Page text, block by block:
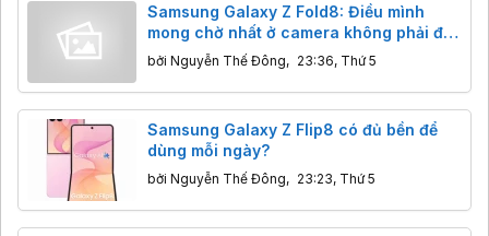
Samsung Galaxy Z Fold8: Điều mình
mong chờ nhất ở camera không phải độ
phân giải
bởi Nguyễn Thế Đông, 23:36, Thứ 5
Samsung Galaxy Z Flip8 có đủ bền để
dùng mỗi ngày?
bởi Nguyễn Thế Đông, 23:23, Thứ 5